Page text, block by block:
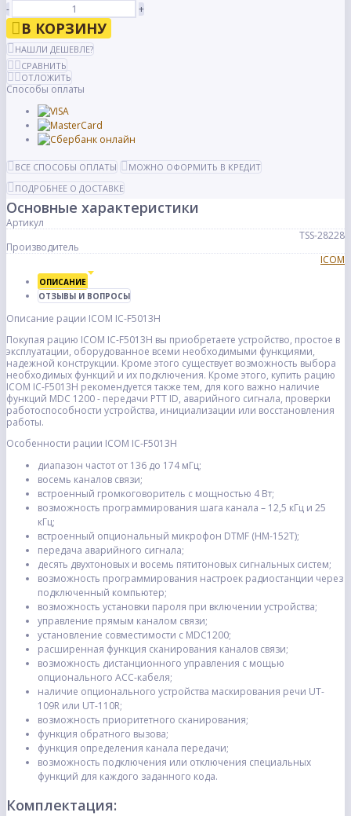
- +
В КОРЗИНУ
НАШЛИ ДЕШЕВЛЕ?
СРАВНИТЬ
ОТЛОЖИТЬ
Способы оплаты
ВСЕ СПОСОБЫ ОПЛАТЫ
МОЖНО ОФОРМИТЬ В КРЕДИТ
ПОДРОБНЕЕ О ДОСТАВКЕ
Основные характеристики
Артикул
TSS-28228
Производитель
ICOM
ОПИСАНИЕ
ОТЗЫВЫ И ВОПРОСЫ
Описание рации ICOM IC-F5013H
Покупая рацию ICOM IC-F5013H вы приобретаете устройство, простое в
эксплуатации, оборудованное всеми необходимыми функциями,
надежной конструкции. Кроме этого существует возможность выбора
необходимых функций и их подключения. Кроме этого, купить рацию
ICOM IC-F5013H рекомендуется также тем, для кого важно наличие
функций MDC 1200 - передачи PTT ID, аварийного сигнала, проверки
работоспособности устройства, инициализации или восстановления
работы.
Особенности рации ICOM IC-F5013H
диапазон частот от 136 до 174 мГц;
восемь каналов связи;
встроенный громкоговоритель с мощностью 4 Вт;
возможность программирования шага канала – 12,5 кГц и 25
кГц;
встроенный опциональный микрофон DTMF (HM-152T);
передача аварийного сигнала;
десять двухтоновых и восемь пятитоновых сигнальных систем;
возможность программирования настроек радиостанции через
подключенный компьютер;
возможность установки пароля при включении устройства;
управление прямым каналом связи;
установление совместимости с MDC1200;
расширенная функция сканирования каналов связи;
возможность дистанционного управления с мощью
опционального АСС-кабеля;
наличие опционального устройства маскирования речи UT-
109R или UT-110R;
возможность приоритетного сканирования;
функция обратного вызова;
функция определения канала передачи;
возможность подключения или отключения специальных
функций для каждого заданного кода.
Комплектация: